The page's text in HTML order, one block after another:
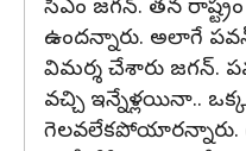
సీఎం జగన్. తన
ఉందన్నారు. అలాగే
విమర్శ చేశారు జగన్.
వచ్చి ఇన్నేళ్లయినా..
గెలవలేకపోయారన్నారు.